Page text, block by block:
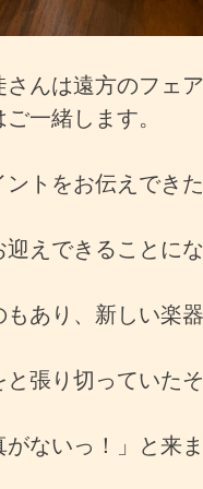
んは遠方のフェ
一緒します。
トをお伝えでき
えできることにな
あり、新しい楽
張り切っていたそ
がないっ！」と来ま